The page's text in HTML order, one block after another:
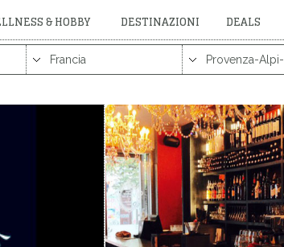
& HOBBY DESTINAZIONI DEALS